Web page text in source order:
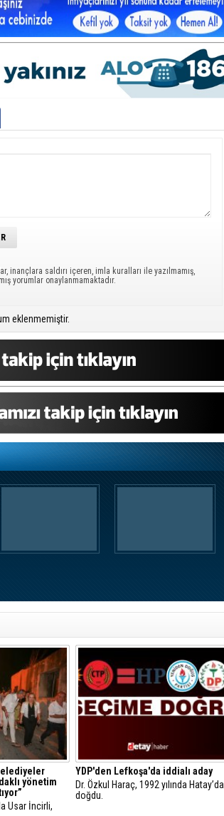
inançlara saldırı içeren, imla kuralları ile yazılmamış,
yorumlar onaylanmamaktadır.
eklenmemiştir.
yönetim
Usar İncirli,
YDP'den Lefkoşa'da iddialı aday
Dr. Özkul Haraç, 1992 yılında Hatay’da
doğdu.